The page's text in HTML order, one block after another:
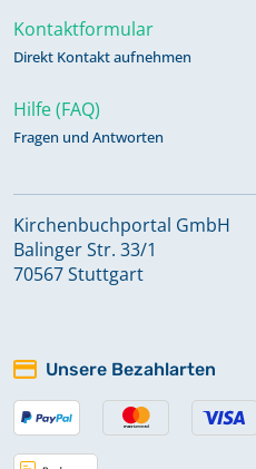
Kontaktformular
Direkt Kontakt aufnehmen
Hilfe (FAQ)
Fragen und Antworten
Kirchenbuchportal GmbH
Balinger Str. 33/1
70567 Stuttgart
Unsere Bezahlarten